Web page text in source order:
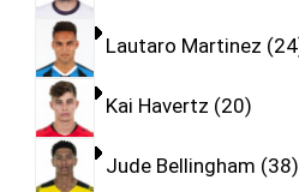
Lautaro Martinez 24
Kai Havertz 20
Jude Bellingham 38